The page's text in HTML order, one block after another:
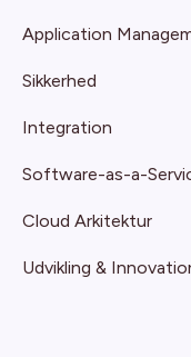
Application
Sikkerhed
Integration
Software-as-a-
Cloud Arkitektur
Udvikling &